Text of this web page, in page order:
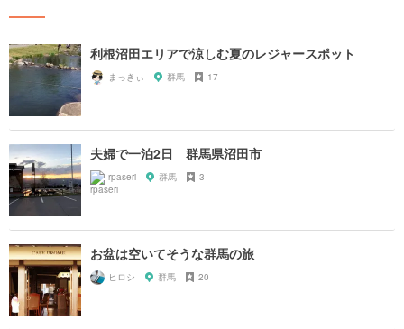
利根沼田エリアで涼しむ夏のレジャースポット
まっきぃ 群馬 17
夫婦で一泊2日 群馬県沼田市
rpaseri 群馬 3
お盆は空いてそうな群馬の旅
ヒロシ 群馬 20